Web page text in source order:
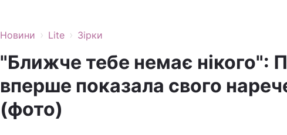
Новини › Lite › Зірки
"Ближче тебе немає нікого":
вперше показала свого
(фото)